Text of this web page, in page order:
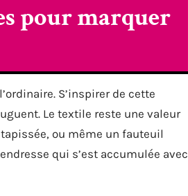
pour marquer
S’inspirer de cette
Le textile reste une valeur
ou même un fauteuil
qui s’est accumulée avec